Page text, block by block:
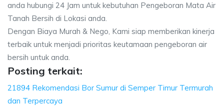
anda hubungi 24 Jam untuk kebutuhan Pengeboran Mata Air
Tanah Bersih di Lokasi anda.
Dengan Biaya Murah & Nego, Kami siap memberikan kinerja
terbaik untuk menjadi prioritas keutamaan pengeboran air
bersih untuk anda.
Posting terkait:
21894 Rekomendasi Bor Sumur di Semper Timur Termurah
dan Terpercaya